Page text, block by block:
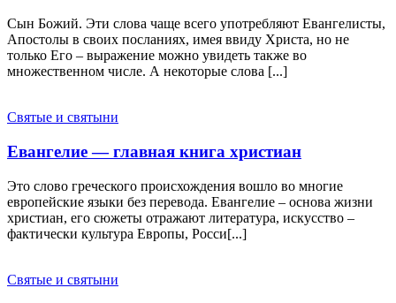
Сын Божий. Эти слова чаще всего употребляют Евангелисты,
Апостолы в своих посланиях, имея ввиду Христа, но не
только Его – выражение можно увидеть также во
множественном числе. А некоторые слова [...]
Святые и святыни
Евангелие — главная книга христиан
Это слово греческого происхождения вошло во многие
европейские языки без перевода. Евангелие – основа жизни
христиан, его сюжеты отражают литература, искусство –
фактически культура Европы, Росси[...]
Святые и святыни